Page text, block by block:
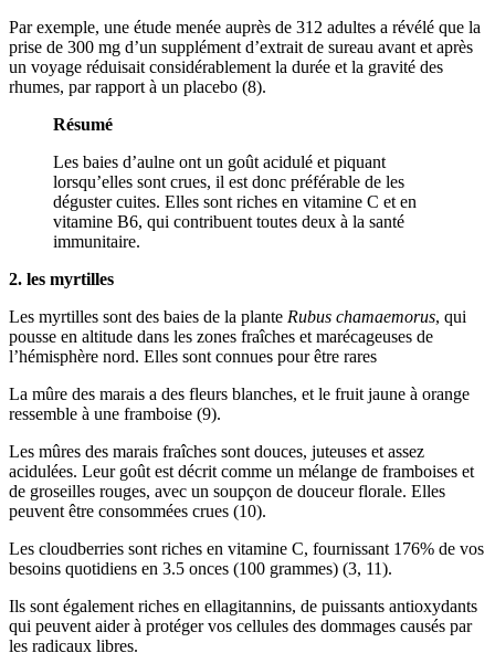
Par exemple, une étude menée auprès de 312 adultes a révélé que la
prise de 300 mg d’un supplément d’extrait de sureau avant et après
un voyage réduisait considérablement la durée et la gravité des
rhumes, par rapport à un placebo (8).
Résumé
Les baies d’aulne ont un goût acidulé et piquant
lorsqu’elles sont crues, il est donc préférable de les
déguster cuites. Elles sont riches en vitamine C et en
vitamine B6, qui contribuent toutes deux à la santé
immunitaire.
2. les myrtilles
Les myrtilles sont des baies de la plante Rubus chamaemorus, qui
pousse en altitude dans les zones fraîches et marécageuses de
l’hémisphère nord. Elles sont connues pour être rares
La mûre des marais a des fleurs blanches, et le fruit jaune à orange
ressemble à une framboise (9).
Les mûres des marais fraîches sont douces, juteuses et assez
acidulées. Leur goût est décrit comme un mélange de framboises et
de groseilles rouges, avec un soupçon de douceur florale. Elles
peuvent être consommées crues (10).
Les cloudberries sont riches en vitamine C, fournissant 176% de vos
besoins quotidiens en 3.5 onces (100 grammes) (3, 11).
Ils sont également riches en ellagitannins, de puissants antioxydants
qui peuvent aider à protéger vos cellules des dommages causés par
les radicaux libres.